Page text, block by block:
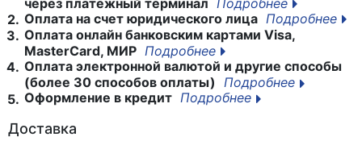
2. Оплата на счет юридического лица Подробнее
3. Оплата онлайн банковским картами Visa,
MasterCard, МИР Подробнее
4. Оплата электронной валютой и другие способы
(более 30 способов оплаты) Подробнее
5. Оформление в кредит Подробнее
Доставка